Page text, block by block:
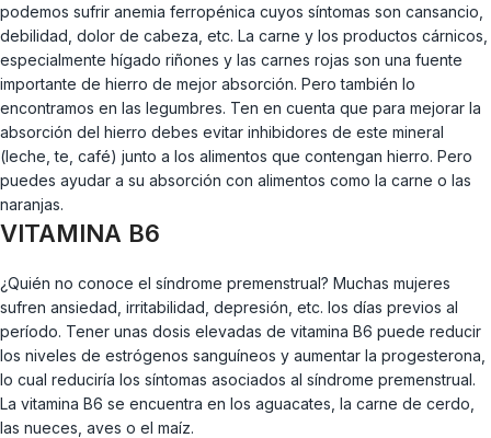
podemos sufrir anemia ferropénica cuyos síntomas son cansancio,
debilidad, dolor de cabeza, etc. La carne y los productos cárnicos,
especialmente hígado riñones y las carnes rojas son una fuente
importante de hierro de mejor absorción. Pero también lo
encontramos en las legumbres. Ten en cuenta que para mejorar la
absorción del hierro debes evitar inhibidores de este mineral
(leche, te, café) junto a los alimentos que contengan hierro. Pero
puedes ayudar a su absorción con alimentos como la carne o las
naranjas.
VITAMINA B6
¿Quién no conoce el síndrome premenstrual? Muchas mujeres
sufren ansiedad, irritabilidad, depresión, etc. los días previos al
período. Tener unas dosis elevadas de vitamina B6 puede reducir
los niveles de estrógenos sanguíneos y aumentar la progesterona,
lo cual reduciría los síntomas asociados al síndrome premenstrual.
La vitamina B6 se encuentra en los aguacates, la carne de cerdo,
las nueces, aves o el maíz.